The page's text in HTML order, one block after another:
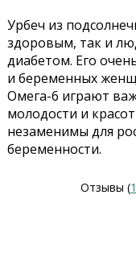
Урбеч из
здоровым, так и
диабетом. Его
и беременных
Омегa-6 играют
молодости и
незаменимы для
беременности.
Отзывы (1